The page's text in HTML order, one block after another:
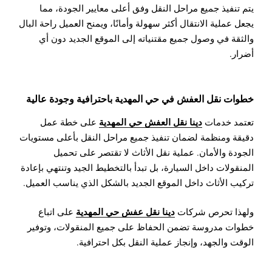
يتم تنفيذ جميع مراحل النقل وفق أعلى معايير الجودة، مما
يجعل عملية الانتقال أكثر سهولة وأمانًا، ويمنح العميل راحة البال
والثقة في وصول جميع مقتنياته إلى الموقع الجديد دون أي
أضرار.
خطوات نقل العفش في حي المهدية باحترافية وجودة عالية
تعتمد خدمات دينا نقل العفش حي المهدية على خطة عمل
دقيقة ومنظمة لضمان تنفيذ جميع مراحل النقل بأعلى مستويات
الجودة والأمان. عملية نقل الأثاث لا تقتصر على تحميل
المنقولات داخل السيارة، بل تبدأ بالتخطيط الجيد وتنتهي بإعادة
تركيب الأثاث داخل الموقع الجديد بالشكل الذي يناسب العميل.
ولهذا تحرص شركات دينا نقل عفش حي المهدية على اتباع
خطوات مدروسة تضمن الحفاظ على جميع المنقولات، وتوفير
الوقت والجهد، وإنجاز عملية النقل بكل احترافية.